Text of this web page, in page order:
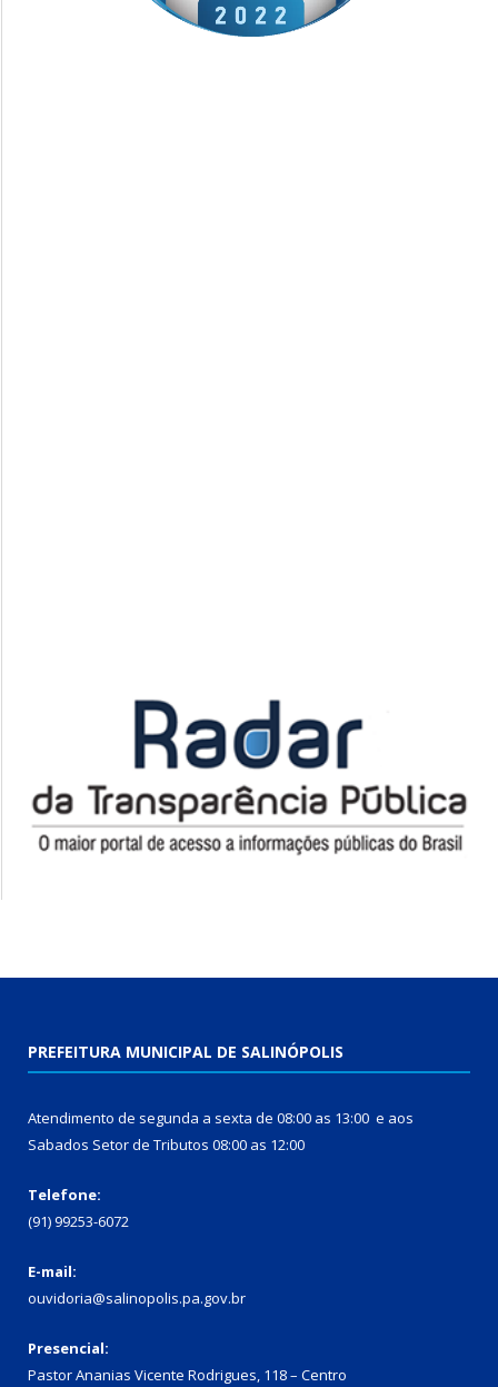
PREFEITURA MUNICIPAL DE SALINÓPOLIS
Atendimento de segunda a sexta de 08:00 as 13:00 e aos
Sabados Setor de Tributos 08:00 as 12:00
Telefone:
(91) 99253-6072
E-mail:
ouvidoria@salinopolis.pa.gov.br
Presencial:
Pastor Ananias Vicente Rodrigues, 118 – Centro